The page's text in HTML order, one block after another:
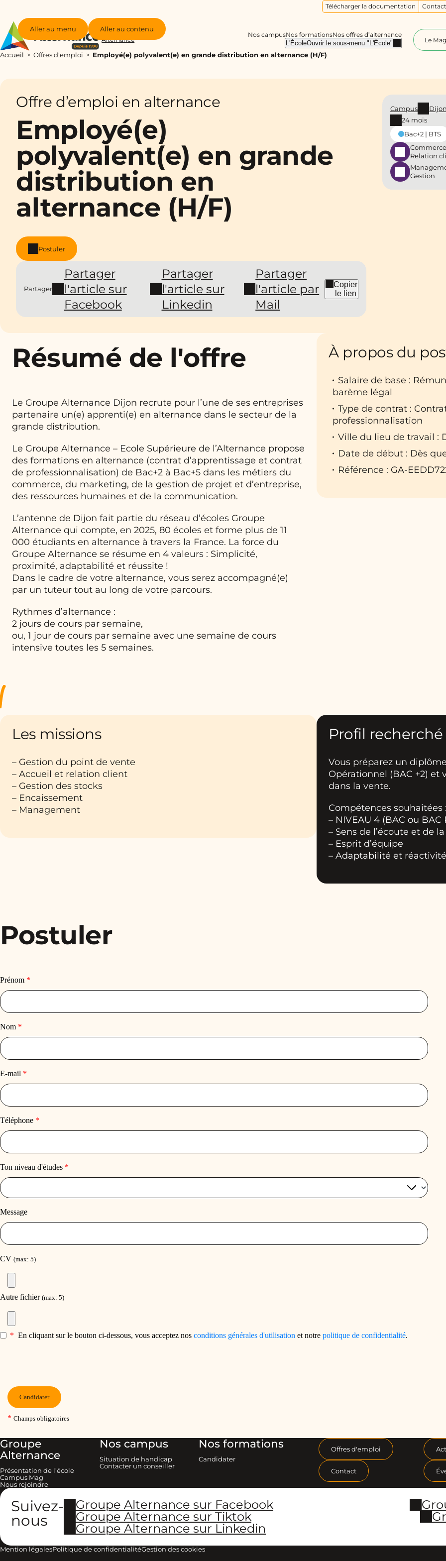
Aller au menu Aller au contenu
Groupe
Alternance
Nos campusNos formationsNos offres d’alternance
L'ÉcoleOuvrir le sous-menu "L'École" Le Mag
Télécharger la documentation
Accueil Offres d'emploi Employé(e) polyvalent(e) en grande distribution en alternance (H/F)
Offre d’emploi en alternance
Employé(e)
polyvalent(e) en grande
distribution en
alternance (H/F)
Postuler
Partager
Partager
l'article sur
Facebook
Partager
l'article sur
Linkedin
Partager
l'article par
Mail
Copier
le lien
Campus
Dijon
24 mois
Bac+2 | BTS
Relation
Gestion
Résumé de l'offre
Le Groupe Alternance Dijon recrute pour l’une de ses entreprises
partenaire un(e) apprenti(e) en alternance dans le secteur de la
grande distribution.
Le Groupe Alternance – Ecole Supérieure de l’Alternance propose
des formations en alternance (contrat d’apprentissage et contrat
de professionnalisation) de Bac+2 à Bac+5 dans les métiers du
commerce, du marketing, de la gestion de projet et d’entreprise,
des ressources humaines et de la communication.
L’antenne de Dijon fait partie du réseau d’écoles Groupe
Alternance qui compte, en 2025, 80 écoles et forme plus de 11
000 étudiants en alternance à travers la France. La force du
Groupe Alternance se résume en 4 valeurs : Simplicité,
proximité, adaptabilité et réussite !
Dans le cadre de votre alternance, vous serez accompagné(e)
par un tuteur tout au long de votre parcours.
Rythmes d’alternance :
2 jours de cours par semaine,
ou, 1 jour de cours par semaine avec une semaine de cours
intensive toutes les 5 semaines.
À propos du
Salaire de base :
barème légal
Type de contrat :
professionnalisation
Ville du lieu de travail :
Date de début : Dès
Référence : GA-
Les missions
– Gestion du point de vente
– Accueil et relation client
– Gestion des stocks
– Encaissement
– Management
Profil recherché
Vous préparez un
Opérationnel (BAC +2) et
dans la vente.
Compétences souhaitées :
– NIVEAU 4 (BAC ou BAC
– Sens de l’écoute et de
– Esprit d’équipe
– Adaptabilité et réactivité
Postuler
Groupe
Alternance
Présentation de l’école
Campus Mag
Nous rejoindre
Nos campus
Situation de handicap
Contacter un conseiller
Nos formations
Candidater
Offres d'emploi
Contact
Suivez-
nous
Groupe Alternance sur Facebook
Groupe Alternance sur Tiktok
Groupe Alternance sur Linkedin
Mention légalesPolitique de confidentialitéGestion des cookies